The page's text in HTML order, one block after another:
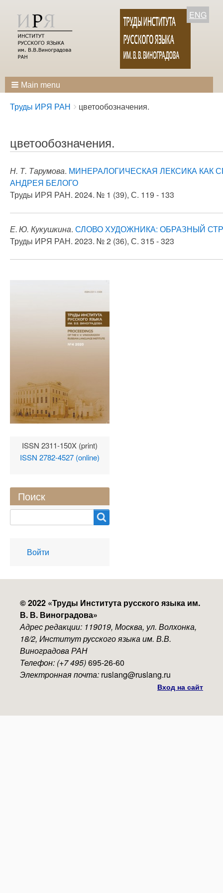
ENG
Main menu
Breadcrumbs
You
Труды ИРЯ РАН цветообозначения.
цветообозначения.
Н. Т. Тарумова. МИНЕРАЛОГИЧЕСКАЯ ЛЕКСИКА КАК
АНДРЕЯ БЕЛОГО
Труды ИРЯ РАН. 2024. № 1 (39), С. 119 - 133
Е. Ю. Кукушкина. СЛОВО ХУДОЖНИКА: ОБРАЗНЫЙ
Труды ИРЯ РАН. 2023. № 2 (36), С. 315 - 323
ISSN 2311-150X (print)
ISSN 2782-4527 (online)
Поиск
User
account
Войти
© 2022 «Труды Института русского языка им.
В. В. Виноградова»
Адрес редакции: 119019, Москва, ул. Волхонка,
18/2, Институт русского языка им. В.В.
Виноградова РАН
Телефон: (+7 495)695-26-60
Электронная почта: ruslang@ruslang.ru
Вход на сайт